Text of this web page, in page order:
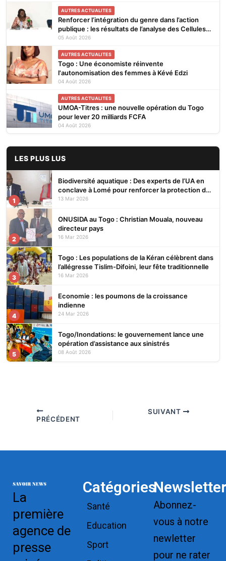
AUTRES ACTUALITES
Renforcer l’intégration du genre dans l’action
publique : les résultats de l’analyse des Cellules
Focales Genre restitués à Lomé
05 Août 2026
AUTRES ACTUALITES
Togo : Une économiste réinvente
l'autonomisation des femmes à Kévé Edzi
04 Août 2026
AUTRES ACTUALITES
UMOA-Titres : une nouvelle opération du Togo
pour lever 20 milliards FCFA
04 Août 2026
LES PLUS LUS
1
Biodiversité aquatique : Des experts de l’UA en
conclave à Lomé pour renforcer la protection des
écosystèmes
13 Mar 2026
2
ONUSIDA au Togo : Christian Mouala, nouveau
directeur pays
16 Mar 2026
3
Togo : Les populations de la Kéran célèbrent dans
l’allégresse Tislim-Difoini, leur fête traditionnelle
16 Mar 2026
4
Economie : les poumons de la croissance
indienne
24 Mar 2026
5
Togo/Inondations: le gouvernement lance une
opération d’assistance aux sinistrés
08 Août 2026
PRÉCÉDENT
SUIVANT
La
première
agence de
presse
Catégories
Santé
Education
Sport
Newsletter
Abonnez-
vous à notre
newletter
pour ne rater